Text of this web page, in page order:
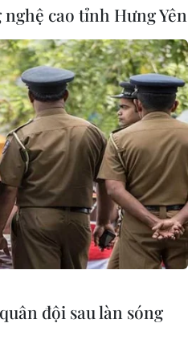
dự án Tổ
tại Quảng
mới cho
tăng mạnh
cao tỉnh Hưng Yên
đội sau làn sóng